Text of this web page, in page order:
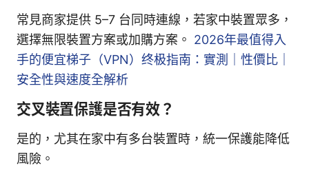
常見商家提供 5–7 台同時連線，若家中裝置眾多，
選擇無限裝置方案或加購方案。 2026年最值得入
手的便宜梯子（VPN）终极指南：實測｜性價比｜
安全性與速度全解析
交叉裝置保護是否有效？
是的，尤其在家中有多台裝置時，統一保護能降低
風險。